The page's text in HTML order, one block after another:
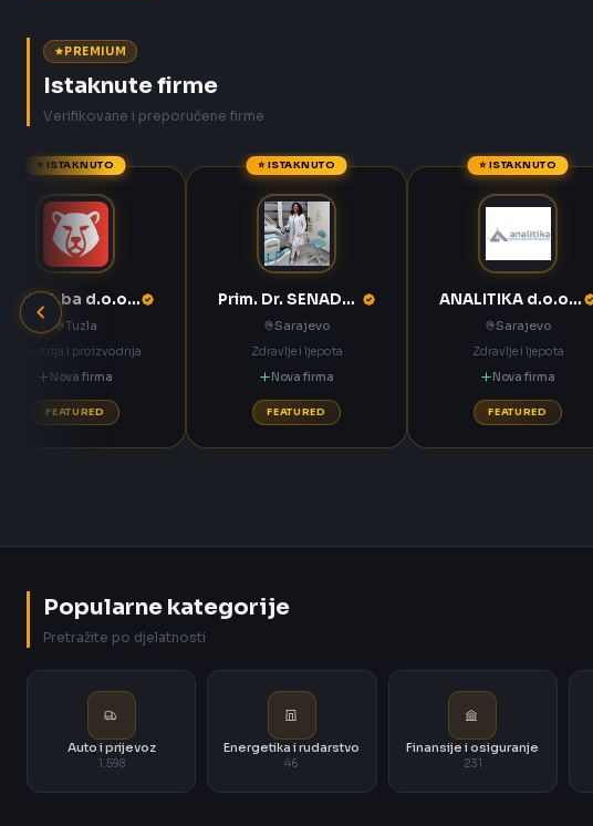
PREMIUM
Istaknute firme
Verifikovane i preporučene firme
⭐ ISTAKNUTO
ANNOA.ba d.o.o. Tuzla
Tuzla
Industrija i proizvodnja
Nova firma
FEATURED
⭐ ISTAKNUTO
Prim. Dr. SENADETA OMERBAŠIĆ STOMATOLOŠKA ORDINACIJA
Sarajevo
Zdravlje i ljepota
Nova firma
FEATURED
⭐ ISTAKNUTO
ANALITIKA d.o.o. Sarajevo
Sarajevo
Zdravlje i ljepota
Nova firma
FEATURED
Popularne kategorije
Pretražite po djelatnosti
Auto i prijevoz
1.598
Energetika i rudarstvo
46
Finansije i osiguranje
231